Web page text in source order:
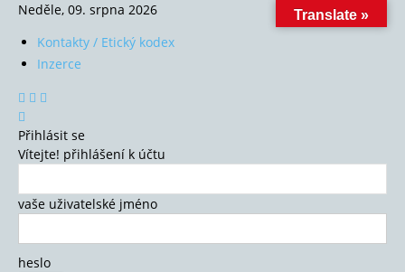
Neděle, 09. srpna 2026
Kontakty / Etický kodex
Inzerce
Přihlásit se
Vítejte! přihlášení k účtu
vaše uživatelské jméno
heslo
Translate »